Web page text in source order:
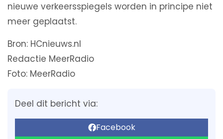
nieuwe verkeersspiegels worden in principe niet
meer geplaatst.
Bron: HCnieuws.nl
Redactie MeerRadio
Foto: MeerRadio
Deel dit bericht via:
Facebook